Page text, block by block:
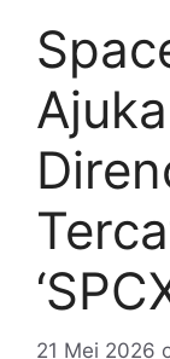
21 Mei 2026